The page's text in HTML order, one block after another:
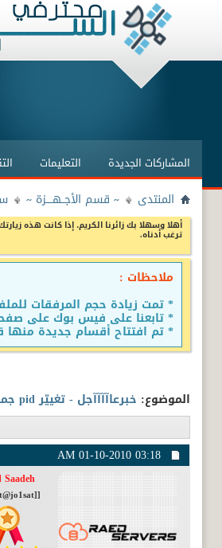
المشاركات الجديدة التعليمات
المنتدى ~ قسم الأجــهــــزة ~
أهلا وسهلا بك زائرنا الكريم، إذا كانت هذه
ترغب أدناه.
ملاحظات :
* تمت زيادة حجم المرفقات
* تابعنا على فيس بوك على
* تم افتتاح أقسام جديدة
الموضوع: خبرعاآآآآجل - تغييّر pid جميع فيدات -super sport -
01-10-201003:18 AM
Saadeh
[[root@jo1sat#]]